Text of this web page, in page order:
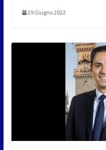
29 Giugno 2022